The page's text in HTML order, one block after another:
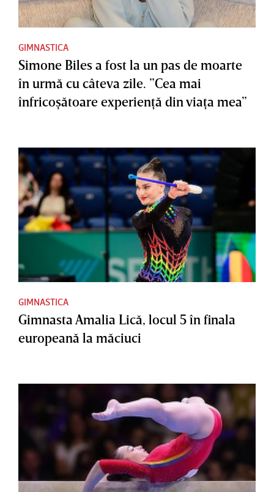
GIMNASTICA
Simone Biles a fost la un pas de moarte
în urmă cu câteva zile. ”Cea mai
înfricoşătoare experienţă din viaţa mea”
GIMNASTICA
Gimnasta Amalia Lică, locul 5 în finala
europeană la măciuci